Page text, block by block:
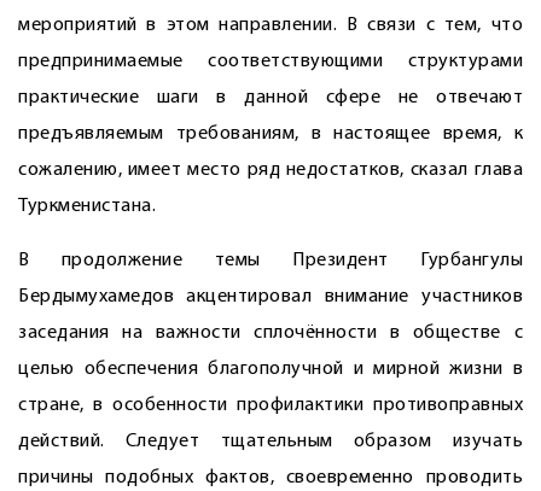
мероприятий в этом направлении. В связи с тем, что
предпринимаемые соответствующими структурами
практические шаги в данной сфере не отвечают
предъявляемым требованиям, в настоящее время, к
сожалению, имеет место ряд недостатков, сказал глава
Туркменистана.
В продолжение темы Президент Гурбангулы
Бердымухамедов акцентировал внимание участников
заседания на важности сплочённости в обществе с
целью обеспечения благополучной и мирной жизни в
стране, в особенности профилактики противоправных
действий. Следует тщательным образом изучать
причины подобных фактов, своевременно проводить